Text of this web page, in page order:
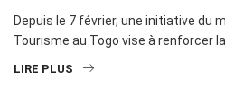
Depuis le 7 février, une initiative du
Tourisme au Togo vise à renforcer
LIRE PLUS